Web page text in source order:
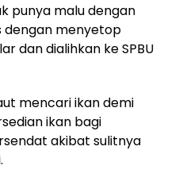
punya malu dengan
dengan menyetop
dan dialihkan ke SPBU
mencari ikan demi
ikan bagi
akibat sulitnya